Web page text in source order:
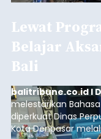
Lewat
Belajar
Bali
balitribune.co.id I
melestarikan
diperkuat Dinas
Kota Denpasar